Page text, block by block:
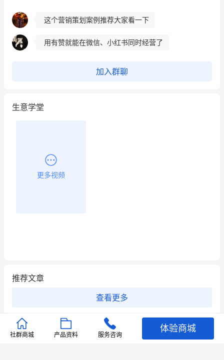
昨晚的直播课程太好啦❤️
加入群聊
生意学堂
更多视频
推荐文章
查看更多
店铺护航 有赞安心入驻 服务中断赔偿102.4倍
社群商城 产品资料 服务咨询
体验商城